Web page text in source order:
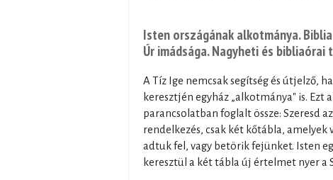
Isten országának alkotmánya.
Úr imádsága. Nagyheti és bibliaórai
A Tíz Ige nemcsak segítség és útjelző,
keresztjén egyház „alkotmánya" is. Ezt
parancsolatban foglalt össze: Szeresd
rendelkezés, csak két kőtábla,
adtuk fel, vagy betörik fejünket. Isten
keresztül a két tábla új értelmet nyer a